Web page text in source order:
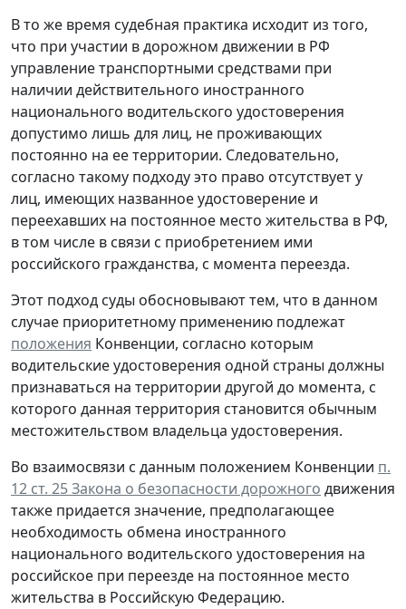
В то же время судебная практика исходит из того,
что при участии в дорожном движении в РФ
управление транспортными средствами при
наличии действительного иностранного
национального водительского удостоверения
допустимо лишь для лиц, не проживающих
постоянно на ее территории. Следовательно,
согласно такому подходу это право отсутствует у
лиц, имеющих названное удостоверение и
переехавших на постоянное место жительства в РФ,
в том числе в связи с приобретением ими
российского гражданства, с момента переезда.
Этот подход суды обосновывают тем, что в данном
случае приоритетному применению подлежат
положения Конвенции, согласно которым
водительские удостоверения одной страны должны
признаваться на территории другой до момента, с
которого данная территория становится обычным
местожительством владельца удостоверения.
Во взаимосвязи с данным положением Конвенции п.
12 ст. 25 Закона о безопасности дорожного движения
также придается значение, предполагающее
необходимость обмена иностранного
национального водительского удостоверения на
российское при переезде на постоянное место
жительства в Российскую Федерацию.